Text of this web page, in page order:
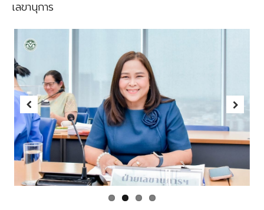
เลขานุการ
Previous Next